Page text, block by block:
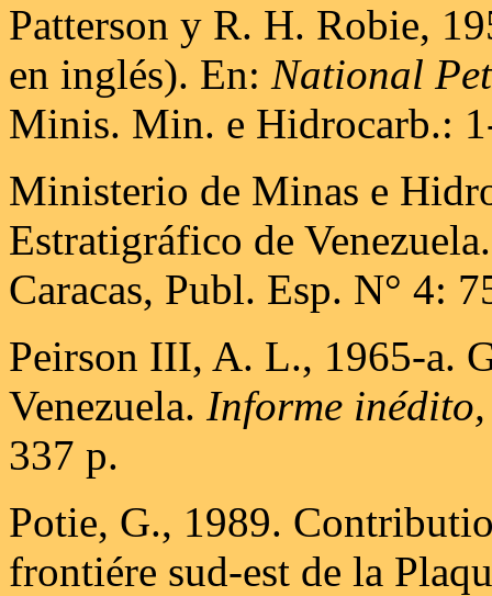
Patterson y R. H. Robie,
en inglés). En: National
Minis. Min. e Hidrocarb.:
Ministerio de Minas e
Estratigráfico de
Caracas, Publ. Esp. N° 4:
Peirson III, A. L., 1965-a.
Venezuela. Informe
337 p.
Potie, G., 1989.
frontiére sud-est de la